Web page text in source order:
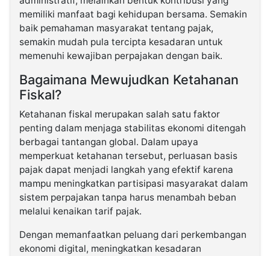
memiliki manfaat bagi kehidupan bersama. Semakin
baik pemahaman masyarakat tentang pajak,
semakin mudah pula tercipta kesadaran untuk
memenuhi kewajiban perpajakan dengan baik.
Bagaimana Mewujudkan Ketahanan
Fiskal?
Ketahanan fiskal merupakan salah satu faktor
penting dalam menjaga stabilitas ekonomi ditengah
berbagai tantangan global. Dalam upaya
memperkuat ketahanan tersebut, perluasan basis
pajak dapat menjadi langkah yang efektif karena
mampu meningkatkan partisipasi masyarakat dalam
sistem perpajakan tanpa harus menambah beban
melalui kenaikan tarif pajak.
Dengan memanfaatkan peluang dari perkembangan
ekonomi digital, meningkatkan kesadaran